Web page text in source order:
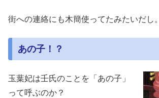
街への連絡にも木簡使ってたみたいだし。
あの子！？
玉葉妃は壬氏のことを「あの子」
って呼ぶのか？